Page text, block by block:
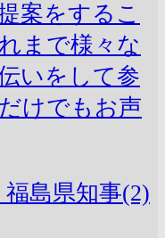
案をするこ
まで様々な
いをして参
けでもお声
福島県知事(2)